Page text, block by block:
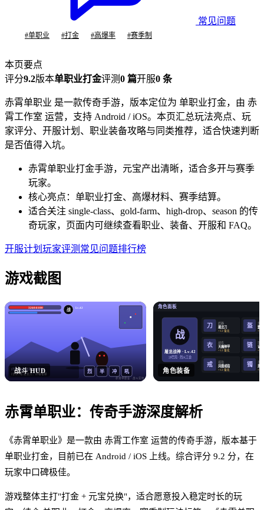
常见问题
#单职业 #打金 #高爆率 #赛季制
本页要点
评分9.2版本单职业打金评测0 篇开服0 条
赤霄单职业 是一款传奇手游，版本定位为 单职业打金，由 赤
霄工作室 运营，支持 Android / iOS。本页汇总玩法亮点、玩
家评分、开服计划、职业装备攻略与同类推荐，适合快速判断
是否值得入坑。
赤霄单职业打金手游，元宝产出清晰，适合多开与赛季
玩家。
核心亮点：单职业打金、高爆材料、赛季结算。
适合关注 single-class、gold-farm、high-drop、season 的传
奇玩家，页面内可继续查看职业、装备、开服和 FAQ。
开服计划 玩家评测 常见问题排行榜
游戏截图
3260/4180 战 Lv.42
烈 半 冲 吼
[行会] 沙巴克晚 8 点集合！
[世界] 收 屠龙刀，价格私聊
赤霄单职业· 战斗实拍
战斗 HUD
角色面板
战
屠龙战神 · Lv.42
沙巴克 · 烈火工会
刀 武器
屠龙刀
+12 强化
盔 头盔
霸
+12
衣 战衣
天魔神甲
+12 强化
链 项链
记
+12
戒 戒指
凤凰戒指
+12 强化
镯 手镯
思
+12
角色装备
赤霄单职业： 传奇手游深度解析
《赤霄单职业》是一款由 赤霄工作室 运营的传奇手游，版本基于
单职业打金，目前已在 Android / iOS 上线。综合评分 9.2 分，在
玩家中口碑极佳。
游戏整体主打"打金 + 元宝兑换"，适合愿意投入稳定时长的玩